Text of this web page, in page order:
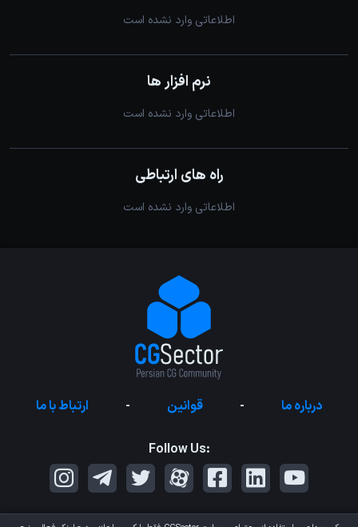
اطلاعاتی وارد نشده است
نرم افزار ها
اطلاعاتی وارد نشده است
راه های ارتباطی
اطلاعاتی وارد نشده است
درباره ما - قوانین - ارتباط با ما
Follow Us: